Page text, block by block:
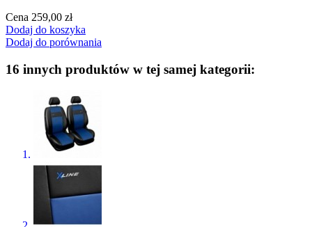
Cena 259,00 zł
Dodaj do koszyka
Dodaj do porównania
16 innych produktów w tej samej kategorii: